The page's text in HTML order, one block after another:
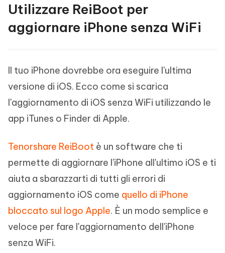
Utilizzare ReiBoot per
aggiornare iPhone senza WiFi
Il tuo iPhone dovrebbe ora eseguire l'ultima
versione di iOS. Ecco come si scarica
l'aggiornamento di iOS senza WiFi utilizzando le
app iTunes o Finder di Apple.
Tenorshare ReiBoot è un software che ti
permette di aggiornare l'iPhone all'ultimo iOS e ti
aiuta a sbarazzarti di tutti gli errori di
aggiornamento iOS come quello di iPhone
bloccato sul logo Apple. È un modo semplice e
veloce per fare l'aggiornamento dell'iPhone
senza WiFi.